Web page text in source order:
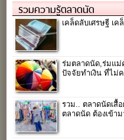
รวมความรู้ตลาดนัด
เคล็ดลับเศรษฐี เค
ร่มตลาดนัด,ร่มแม่
ปัจจัยทำเงิน ที่ไม่
รวม.. ตลาดนัดเสื้
ตลาดนัด ต้องเข้าม